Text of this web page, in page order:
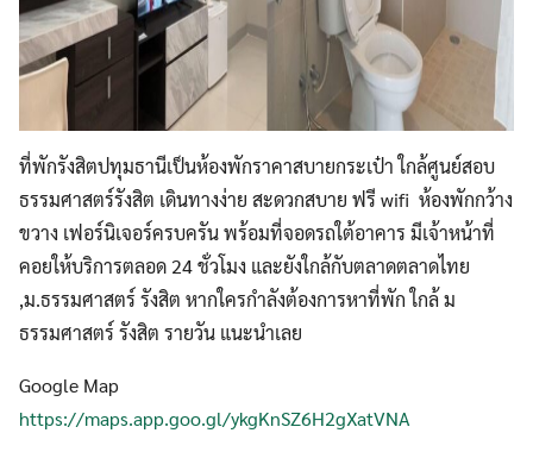
ที่พักรังสิตปทุมธานีเป็นห้องพักราคาสบายกระเป๋า ใกล้ศูนย์สอบ
ธรรมศาสตร์รังสิต เดินทางง่าย สะดวกสบาย ฟรี wifi ห้องพักกว้าง
ขวาง เฟอร์นิเจอร์ครบครัน พร้อมที่จอดรถใต้อาคาร มีเจ้าหน้าที่
คอยให้บริการตลอด 24 ชั่วโมง และยังใกล้กับตลาดตลาดไทย
,ม.ธรรมศาสตร์ รังสิต หากใครกำลังต้องการหาที่พัก ใกล้ ม
ธรรมศาสตร์ รังสิต รายวัน แนะนำเลย
Google Map
https://maps.app.goo.gl/ykgKnSZ6H2gXatVNA